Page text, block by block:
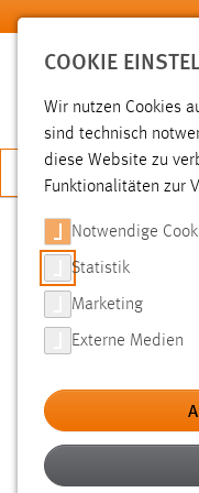
Zum Hauptinhalt springen
SUCHE
FILTER
Typ
Erstellungsdatum
COOKIE
Wir nutzen Cookies
sind technisch
diese Website zu
Funktionalitäten zur
Notwendige
Statistik
Marketing
Externe Medien